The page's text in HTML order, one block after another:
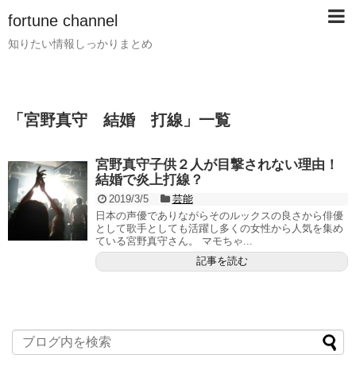
fortune channel
知りたい情報しっかりまとめ
「 宮野真守 結婚 打線 」 一覧
宮野真守子供２人が目撃されない理由！
結婚で炎上打線？
2019/3/5
芸能
日本の声優でありながらそのルックスの良さから俳優
として歌手としても活躍し多くの女性から人気を集め
ている宮野真守さん。 マモちゃ...
記事を読む